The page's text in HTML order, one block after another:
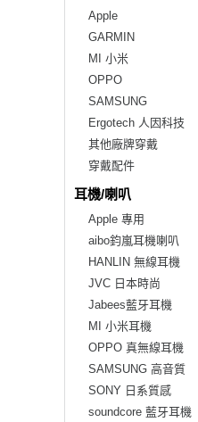
Apple
GARMIN
MI 小米
OPPO
SAMSUNG
Ergotech 人因科技
其他廠牌穿戴
穿戴配件
耳機/喇叭
Apple 專用
aibo鈞嵐耳機喇叭
HANLIN 無線耳機
JVC 日本時尚
Jabees藍牙耳機
MI 小米耳機
OPPO 真無線耳機
SAMSUNG 高音質
SONY 日系質感
soundcore 藍牙耳機